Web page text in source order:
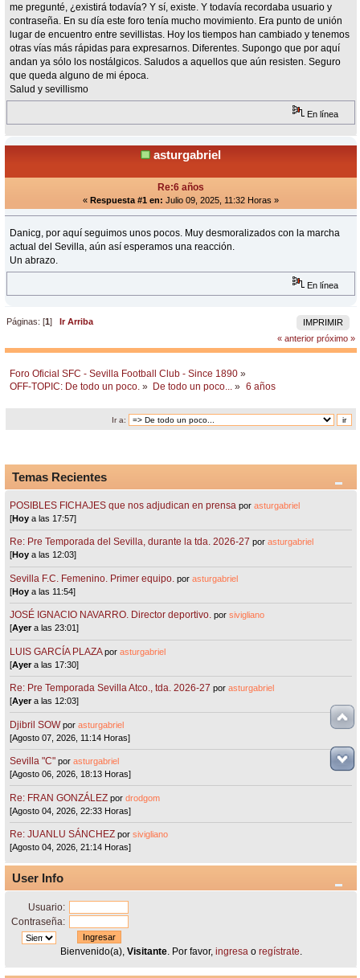
me pregunté, ¿existirá todavía? Y sí, existe. Y todavía recordaba usuario y
contraseña. En su día este foro tenía mucho movimiento. Era punto de unión
lugar de encuentro entre sevillistas. Hoy los tiempos han cambiado y tenemos
otras vías más rápidas para expresarnos. Diferentes. Supongo que por aquí
andan ya sólo los nostálgicos. Saludos a aquellos que aún resisten. Seguro
que queda alguno de mi época.
Salud y sevillismo
En línea
asturgabriel
Re:6 años
« Respuesta #1 en: Julio 09, 2025, 11:32 Horas »
Danicg, por aquí seguimos unos pocos. Muy desmoralizados con la marcha
actual del Sevilla, aún así esperamos una reacción.
Un abrazo.
En línea
IMPRIMIR
Páginas: [1]Ir Arriba
« anterior próximo »
Foro Oficial SFC - Sevilla Football Club - Since 1890 »
OFF-TOPIC: De todo un poco. » De todo un poco... » 6 años
Ir a:
Temas Recientes
POSIBLES FICHAJES que nos adjudican en prensa porasturgabriel
[Hoy a las 17:57]
Re: Pre Temporada del Sevilla, durante la tda. 2026-27 porasturgabriel
[Hoy a las 12:03]
Sevilla F.C. Femenino. Primer equipo. porasturgabriel
[Hoy a las 11:54]
JOSÉ IGNACIO NAVARRO. Director deportivo. porsivigliano
[Ayera las 23:01]
LUIS GARCÍA PLAZA porasturgabriel
[Ayera las 17:30]
Re: Pre Temporada Sevilla Atco., tda. 2026-27 porasturgabriel
[Ayera las 12:03]
Djibril SOW porasturgabriel
[Agosto 07, 2026, 11:14 Horas]
Sevilla "C"porasturgabriel
[Agosto 06, 2026, 18:13 Horas]
Re: FRAN GONZÁLEZ pordrodgom
[Agosto 04, 2026, 22:33 Horas]
Re: JUANLU SÁNCHEZ porsivigliano
[Agosto 04, 2026, 21:14 Horas]
User Info
Usuario:
Contraseña:
Bienvenido(a), Visitante. Por favor, ingresao regístrate.